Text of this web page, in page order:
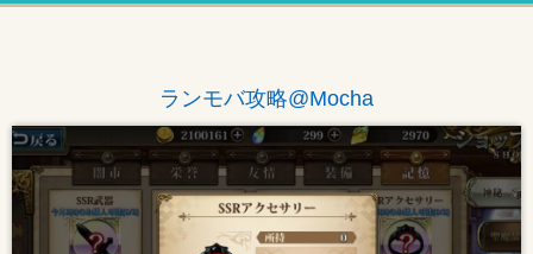
ランモバ攻略@Mocha